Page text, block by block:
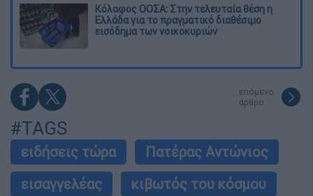
Κόλαφος ΟΟΣΑ: Στην τελευταία θέση η
Ελλάδα για το πραγματικό διαθέσιμο
εισόδημα των νοικοκυριών
επόμενο
άρθρο
#TAGS
ειδήσεις τώρα
Πατέρας Αντώνιος
εισαγγελέας
κιβωτός του κόσμου